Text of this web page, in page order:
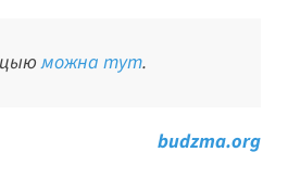
можна тут.
budzma.org